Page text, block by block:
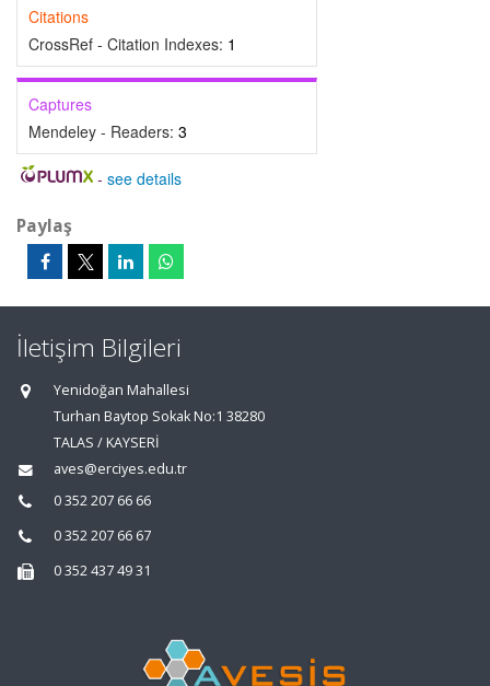
Citations
CrossRef - Citation Indexes: 1
Captures
Mendeley - Readers: 3
- see details
Paylaş
İletişim Bilgileri
Yenidoğan Mahallesi
Turhan Baytop Sokak No:1 38280
TALAS / KAYSERİ
aves@erciyes.edu.tr
0 352 207 66 66
0 352 207 66 67
0 352 437 49 31